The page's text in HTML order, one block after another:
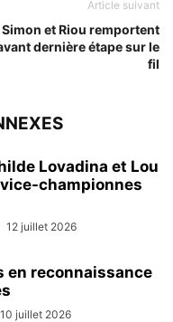
Article suivant
Simon et Riou remportent
dernière étape sur le
fil
Lovadina et Lou
championnes
12 juillet 2026
en reconnaissance
10 juillet 2026